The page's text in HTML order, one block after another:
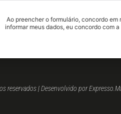
Ao preencher o formulário, concordo
informar meus dados, eu concordo com
reservados | Desenvolvido por